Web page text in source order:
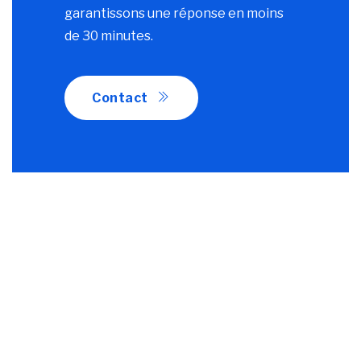
garantissons une réponse en moins
de 30 minutes.
Contact